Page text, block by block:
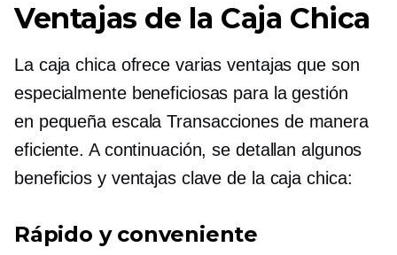
Ventajas de la Caja Chica
La caja chica ofrece varias ventajas que son
especialmente beneficiosas para la gestión
en pequeña escala Transacciones de manera
eficiente. A continuación, se detallan algunos
beneficios y ventajas clave de la caja chica:
Rápido y conveniente